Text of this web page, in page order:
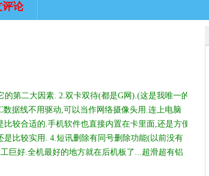
评论
第二大因素. 2.双卡双待(都是G网).(这是我唯一的
据线不用驱动,可以当作网络摄像头用.连上电脑
较合适的.手机软件也直接内置在卡里面,还是方便
比较实用. 4.短讯删除有同号删除功能(以前没有
巨好.全机最好的地方就在后机板了...超滑超有铝